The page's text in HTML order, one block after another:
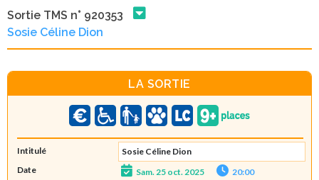
Sortie TMS n° 920353
Sosie Céline Dion
LA SORTIE
Intitulé
Sosie Céline Dion
Date
Sam. 25 oct. 2025
20:00